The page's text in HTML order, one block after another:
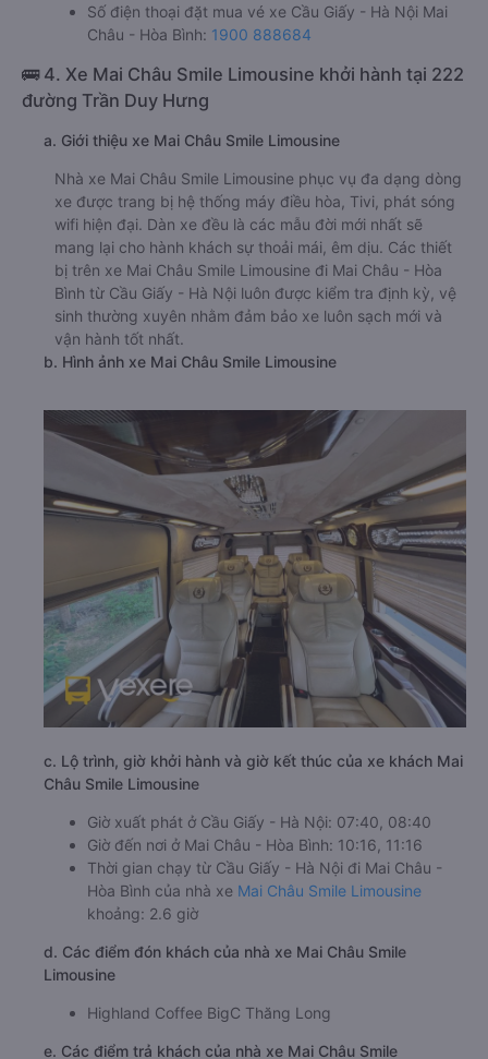
Số điện thoại đặt mua vé xe Cầu Giấy - Hà Nội Mai
Châu - Hòa Bình: 1900 888684
🚌 4. Xe Mai Châu Smile Limousine khởi hành tại 222
đường Trần Duy Hưng
a. Giới thiệu xe Mai Châu Smile Limousine
Nhà xe Mai Châu Smile Limousine phục vụ đa dạng dòng
xe được trang bị hệ thống máy điều hòa, Tivi, phát sóng
wifi hiện đại. Dàn xe đều là các mẫu đời mới nhất sẽ
mang lại cho hành khách sự thoải mái, êm dịu. Các thiết
bị trên xe Mai Châu Smile Limousine đi Mai Châu - Hòa
Bình từ Cầu Giấy - Hà Nội luôn được kiểm tra định kỳ, vệ
sinh thường xuyên nhằm đảm bảo xe luôn sạch mới và
vận hành tốt nhất.
b. Hình ảnh xe Mai Châu Smile Limousine
c. Lộ trình, giờ khởi hành và giờ kết thúc của xe khách Mai
Châu Smile Limousine
Giờ xuất phát ở Cầu Giấy - Hà Nội: 07:40, 08:40
Giờ đến nơi ở Mai Châu - Hòa Bình: 10:16, 11:16
Thời gian chạy từ Cầu Giấy - Hà Nội đi Mai Châu -
Hòa Bình của nhà xe Mai Châu Smile Limousine
khoảng: 2.6 giờ
d. Các điểm đón khách của nhà xe Mai Châu Smile
Limousine
Highland Coffee BigC Thăng Long
e. Các điểm trả khách của nhà xe Mai Châu Smile